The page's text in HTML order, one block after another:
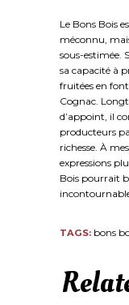
Le Bons Bois
méconnu,
sous-estimée.
sa capacité à
fruitées en
Cognac.
d’appoint, il
producteurs
richesse. À
expressions
Bois pourrait
TAGS: bons